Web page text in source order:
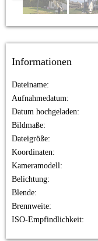
Informationen
Dateiname
Aufnahmedatum
Datum hochgeladen
Bildmaße
Dateigröße
Koordinaten
Kameramodell
Belichtung
Blende
Brennweite
ISO-Empfindlichkeit